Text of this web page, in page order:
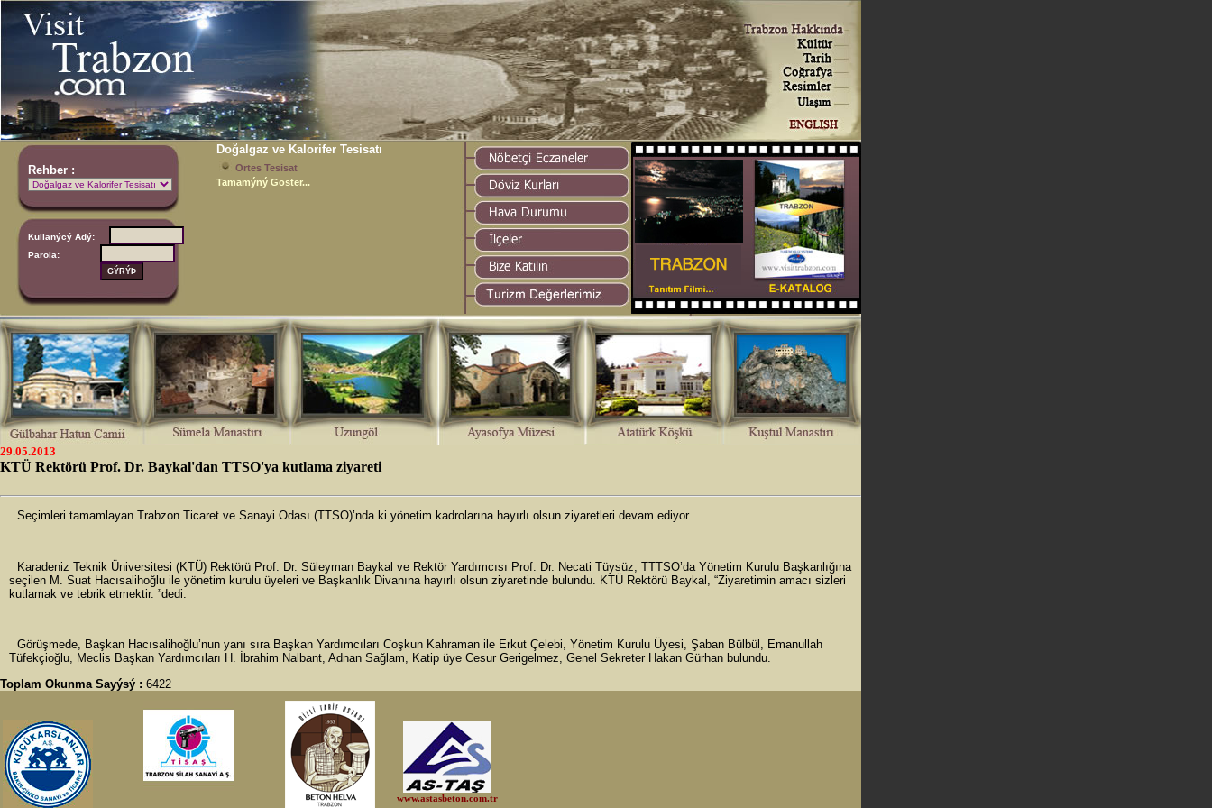
Rehber :
Doğalgaz ve Kalorifer Tesisatı
Ortes Tesisat
Tamamýný Göster...
Kullanýcý Adý:
Parola:
29.05.2013
KTÜ Rektörü Prof. Dr. Baykal'dan TTSO'ya kutlama ziyareti
Seçimleri tamamlayan Trabzon Ticaret ve Sanayi Odası (TTSO)’nda ki yönetim kadrolarına hayırlı olsun ziyaretleri devam ediyor.
Karadeniz Teknik Üniversitesi (KTÜ) Rektörü Prof. Dr. Süleyman Baykal ve Rektör Yardımcısı Prof. Dr. Necati Tüysüz, TTTSO’da Yönetim Kurulu Başkanlığına
seçilen M. Suat Hacısalihoğlu ile yönetim kurulu üyeleri ve Başkanlık Divanına hayırlı olsun ziyaretinde bulundu. KTÜ Rektörü Baykal, “Ziyaretimin amacı sizleri
kutlamak ve tebrik etmektir. ”dedi.
Görüşmede, Başkan Hacısalihoğlu’nun yanı sıra Başkan Yardımcıları Coşkun Kahraman ile Erkut Çelebi, Yönetim Kurulu Üyesi, Şaban Bülbül, Emanullah
Tüfekçioğlu, Meclis Başkan Yardımcıları H. İbrahim Nalbant, Adnan Sağlam, Katip üye Cesur Gerigelmez, Genel Sekreter Hakan Gürhan bulundu.
Toplam Okunma Sayýsý : 6422